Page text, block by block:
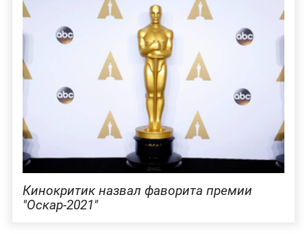
Кинокритик назвал фаворита премии
"Оскар-2021"